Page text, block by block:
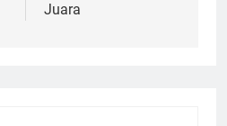
Juara